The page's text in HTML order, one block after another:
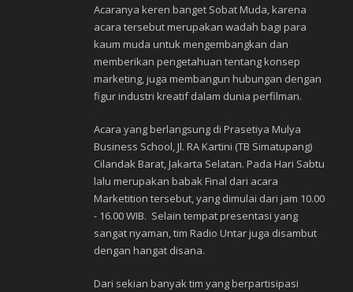
Acaranya keren banget Sobat Muda, karena
acara tersebut merupakan wadah bagi para
kaum muda untuk mengembangkan dan
memberikan pengetahuan tentang konsep
marketing, juga membangun hubungan dengan
figur industri kreatif dalam dunia perfilman.
Acara yang berlangsung di Prasetiya Mulya
Business School, Jl. RA Kartini (TB Simatupang)
Cilandak Barat, Jakarta Selatan. Pada Hari Sabtu
lalu merupakan babak Final dari acara
Marketition tersebut, yang dimulai dari jam 10.00
­- 16.00 WIB. Selain tempat presentasi yang
sangat nyaman, tim Radio Untar juga disambut
dengan hangat disana.
Dari sekian banyak tim yang berpartisipasi